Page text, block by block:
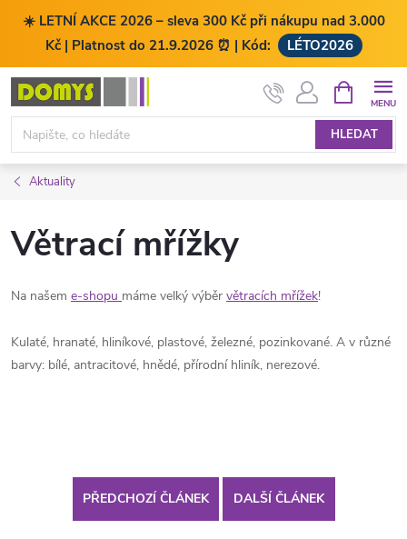
☀️ LETNÍ AKCE 2026 – sleva 300 Kč při nákupu nad 3.000
Kč | Platnost do 21.9.2026 ⏰ | Kód:
LÉTO2026
Přejít
obsah
HLEDAT
NÁKUPNÍ
KOŠÍK
Aktuality
Větrací mřížky
Na našem e-shopu máme velký výběr větracích mřížek!
Kulaté, hranaté, hliníkové, plastové, železné, pozinkované. A v různé
barvy: bílé, antracitové, hnědé, přírodní hliník, nerezové.
PŘEDCHOZÍ ČLÁNEK DALŠÍ ČLÁNEK